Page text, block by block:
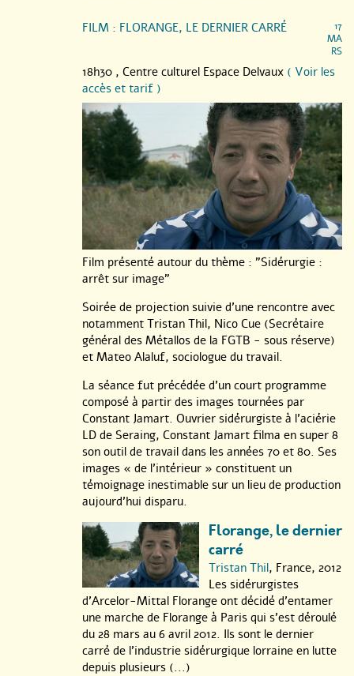
FILM : FLORANGE, LE DERNIER CARRÉ
17
MA
RS
18h30 , Centre culturel Espace Delvaux ( Voir les
accès et tarif )
Film présenté autour du thème : "Sidérurgie :
arrêt sur image"
Soirée de projection suivie d’une rencontre avec
notamment Tristan Thil, Nico Cue (Secrétaire
général des Métallos de la FGTB - sous réserve)
et Mateo Alaluf, sociologue du travail.
La séance fut précédée d’un court programme
composé à partir des images tournées par
Constant Jamart. Ouvrier sidérurgiste à l’aciérie
LD de Seraing, Constant Jamart filma en super 8
son outil de travail dans les années 70 et 80. Ses
images « de l’intérieur » constituent un
témoignage inestimable sur un lieu de production
aujourd’hui disparu.
Florange, le dernier
carré
Tristan Thil, France, 2012
Les sidérurgistes
d’Arcelor-Mittal Florange ont décidé d’entamer
une marche de Florange à Paris qui s’est déroulé
du 28 mars au 6 avril 2012. Ils sont le dernier
carré de l’industrie sidérurgique lorraine en lutte
depuis plusieurs (...)